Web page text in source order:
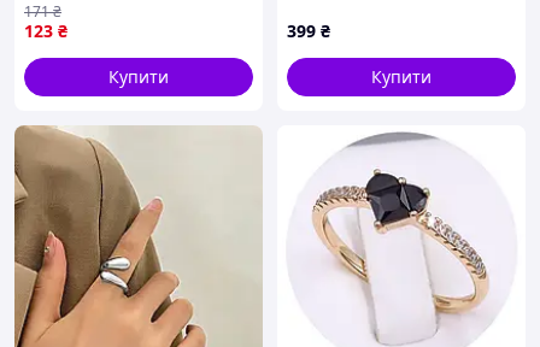
18K
123 ₴
171₴
Купити
стали Серебристое 19
размер JGGW_399
399 ₴
Купити